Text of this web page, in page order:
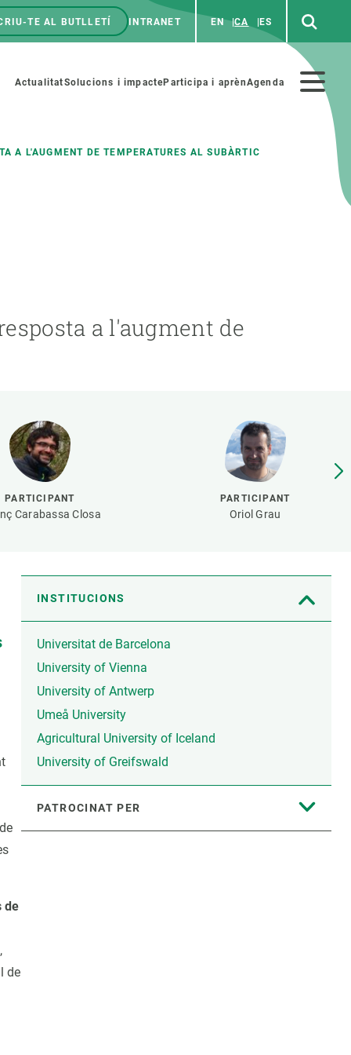
TE AL BUTLLETÍ INTRANET EN CA ES
Menú
secundario
ActualitatSolucions i impacteParticipa i aprènAgenda
A L'AUGMENT DE TEMPERATURES AL SUBÀRTIC
a l'augment de
PARTICIPANT
Carabassa Closa
PARTICIPANT
Oriol Grau
INSTITUCIONS
Universitat de Barcelona
University of Vienna
University of Antwerp
Umeå University
Agricultural University of Iceland
University of Greifswald
PATROCINAT PER
de
de
Notícies
Observació de la terra